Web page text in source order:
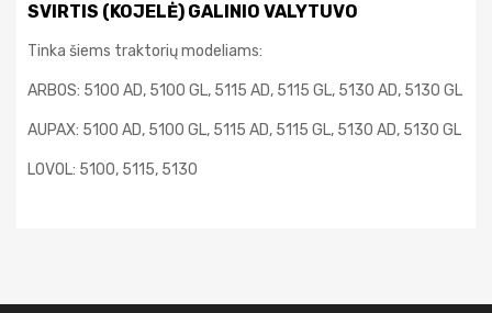
SVIRTIS (KOJELĖ) GALINIO VALYTUVO
Tinka šiems traktorių modeliams:
ARBOS: 5100 AD, 5100 GL, 5115 AD, 5115 GL, 5130 AD, 5130 GL
AUPAX: 5100 AD, 5100 GL, 5115 AD, 5115 GL, 5130 AD, 5130 GL
LOVOL: 5100, 5115, 5130